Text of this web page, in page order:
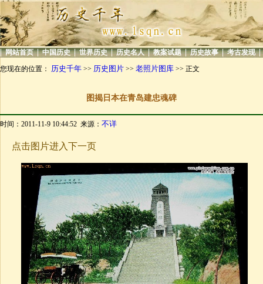
| 网站首页 | 中国历史 | 世界历史 | 历史名人 | 教案试题 | 历史故事 | 考古发现 |
您现在的位置： 历史千年 >> 历史图片 >> 老照片图库 >> 正文
图揭日本在青岛建忠魂碑
时间：2011-11-9 10:44:52 来源： 不详
点击图片进入下一页